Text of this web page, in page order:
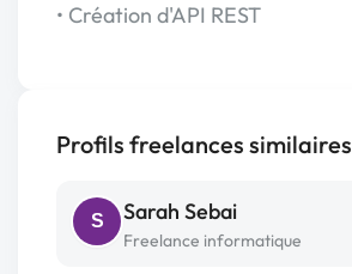
• Création d'API REST
Profils freelances similaires
S Sarah Sebai
Freelance informatique